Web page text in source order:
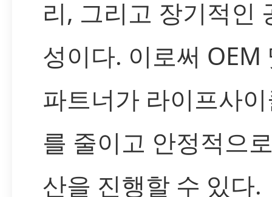
리, 그리고 장기적인
성이다. 이로써 OEM
파트너가 라이프사
를 줄이고 안정적으
산을 진행할 수 있다.